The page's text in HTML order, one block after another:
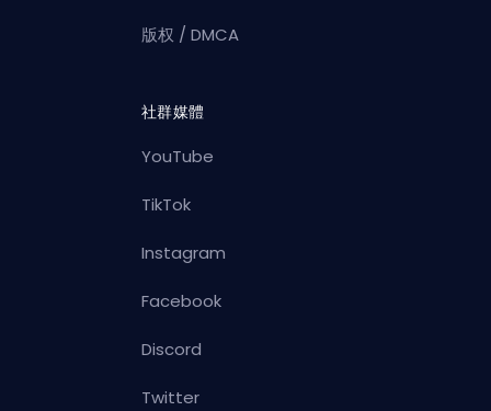
版权 / DMCA
社群媒體
YouTube
TikTok
Instagram
Facebook
Discord
Twitter